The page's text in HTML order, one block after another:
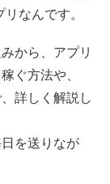
なんです。
から、アプリ
ぐ方法や、
詳しく解説し
を送りなが